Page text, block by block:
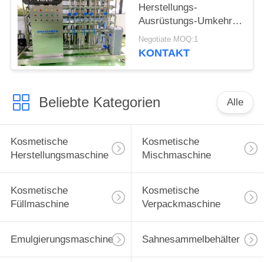
Herstellungs-
Ausrüstungs-Umkehr-
Osmose-
Wasserbehandlung
Negotiate MOQ:1
KONTAKT
Beliebte Kategorien Alle
Kosmetische
Herstellungsmaschine
Kosmetische
Mischmaschine
Kosmetische
Füllmaschine
Kosmetische
Verpackmaschine
Emulgierungsmaschine Sahnesammelbehälter